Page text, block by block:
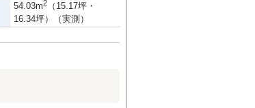
54.03m2
（15.17坪・
16.34坪）（実測）